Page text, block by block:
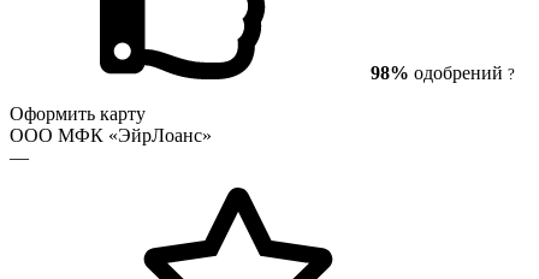
98% одобрений ?
Оформить карту
ООО МФК «ЭйрЛоанс»
—